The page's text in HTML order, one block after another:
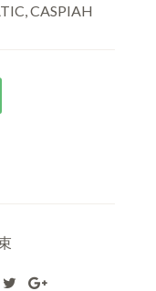
CASPIAH